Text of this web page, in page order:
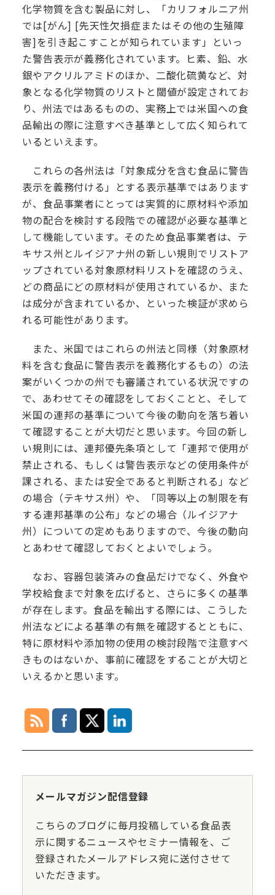
化学物質を含む製品に対し、「カリフォルニア州
では[がん] [先天性欠損症またはその他の生殖障
害]を引き起こすことが知られています」といっ
た警告表示が義務化されています。ヒ素、鉛、水
銀やアクリルアミドのほか、二酸化硫黄など、対
象となる化学物質のリストと閾値が設定されてお
り、州法ではあるものの、実務上では米国への食
品輸出の際に注意すべき基準として広く知られて
いるといえます。
これらの各州法は「対象成分を含む食品に警告
表示を義務付ける」とする表示基準ではあります
が、食品事業者にとっては実質的に原材料や添加
物の配合を検討する段階での確認が必要な基準と
して機能しています。そのため食品事業者は、テ
キサス州とルイジアナ州の新しい規則でリストア
ップされている対象原材料リストを確認のうえ、
どの商品にどの原材料が使用されているか、また
は成分が含まれているか、といった検証が求めら
れる可能性があります。
また、米国ではこれらの州法と同様（対象原材
料を含む食品に警告表示を義務化するもの）の法
案がいくつかの州でも審議されている状況ですの
で、あわせてその確認をしておくことと、そして
米国の連邦の基準について今後の動向を落ち着い
て確認することが大切だと思います。今回の新し
い規則には、連邦優先条項として「連邦で使用が
禁止される、もしくは警告表示などの使用条件が
課される、または安全であると判断される」など
の場合（テキサス州）や、「同等以上の制限を有
する連邦基準の公布」などの場合（ルイジアナ
州）についての定めもありますので、今後の動向
とあわせて確認しておくとよいでしょう。
なお、容器包装済みの食品だけでなく、外食や
学校給食まで対象を広げると、さらに多くの基準
が存在します。食品を輸出する際には、こうした
州法などによる基準の有無を確認するとともに、
特に原材料や添加物の使用の検討段階で注意すべ
きものはないか、事前に確認をすることが大切と
いえるかと思います。
メールマガジン配信登録
こちらのブログに毎月投稿している食品表
示に関するニュースやセミナー情報を、ご
登録されたメールアドレス宛に送付させて
いただきます。